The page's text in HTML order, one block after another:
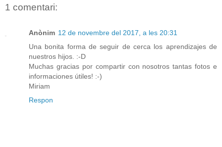
1 comentari:
Anònim 12 de novembre del 2017, a les 20:31
Una bonita forma de seguir de cerca los aprendizajes de
nuestros hijos. :-D
Muchas gracias por compartir con nosotros tantas fotos e
informaciones útiles! :-)
Miriam
Respon